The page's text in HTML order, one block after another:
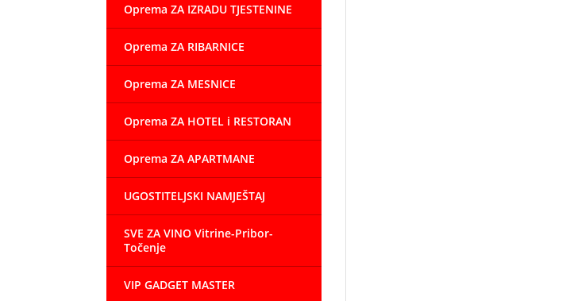
Oprema ZA IZRADU TJESTENINE
Oprema ZA RIBARNICE
Oprema ZA MESNICE
Oprema ZA HOTEL i RESTORAN
Oprema ZA APARTMANE
UGOSTITELJSKI NAMJEŠTAJ
SVE ZA VINO Vitrine-Pribor-
Točenje
VIP GADGET MASTER